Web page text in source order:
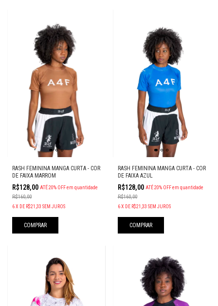
RASH FEMININA MANGA CURTA - COR
DE FAIXA MARROM
R$128,00 ATÉ 20% OFFem quantidade
R$160,00
6X DE R$21,33 SEM JUROS
COMPRAR
RASH FEMININA MANGA CURTA - COR
DE FAIXA AZUL
R$128,00 ATÉ 20% OFF em quantidade
R$160,00
6 X DE R$21,33 SEM JUROS
COMPRAR